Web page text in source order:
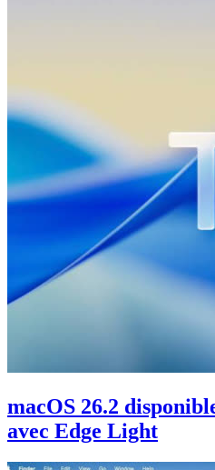
macOS 26.2
avec Edge Light